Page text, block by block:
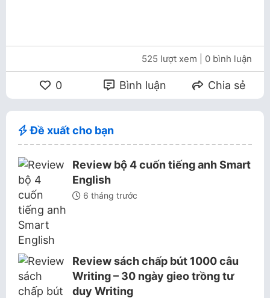
525 lượt xem | 0 bình luận
0 Bình luận Chia sẻ
Đề xuất cho bạn
Review bộ 4 cuốn tiếng anh Smart
English
6 tháng trước
Review sách chấp bút 1000 câu
Writing – 30 ngày gieo trồng tư
duy Writing